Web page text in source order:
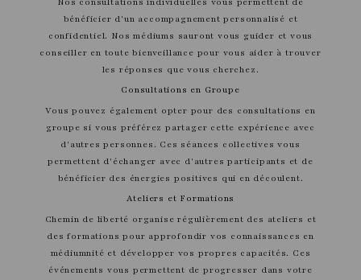
bénéficier d'un accompagnement personnalisé et
confidentiel. Nos médiums sauront vous guider et vous
conseiller en toute bienveillance pour vous aider à trouver
les réponses que vous cherchez.
Consultations en Groupe
Vous pouvez également opter pour des consultations en
groupe si vous préférez partager cette expérience avec
d'autres personnes. Ces séances collectives vous
permettent d'échanger avec d'autres participants et de
bénéficier des énergies positives qui en découlent.
Ateliers et Formations
Chemin de liberté organise régulièrement des ateliers et
des formations pour approfondir vos connaissances en
médiumnité et développer vos propres capacités. Ces
événements vous permettent de progresser dans votre